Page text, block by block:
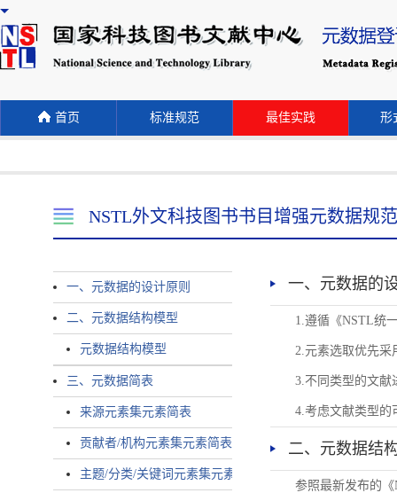
首页 标准规范 最佳实践 形
NSTL外文科技图书书目增强元数据规范
一、元数据的设计原则
二、元数据结构模型
元数据结构模型
三、元数据简表
来源元素集元素简表
贡献者/机构元素集元素简表
主题/分类/关键词元素集元素简表
一、元数据的
1.遵循《NSTL统
2.元素选取优先采
3.不同类型的文献
4.考虑文献类型的
二、元数据结
参照最新发布的